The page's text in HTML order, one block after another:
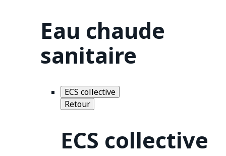
Eau chaude
sanitaire
ECS collective
Retour
ECS collective